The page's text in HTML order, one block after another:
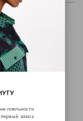
лояльности
заказ.